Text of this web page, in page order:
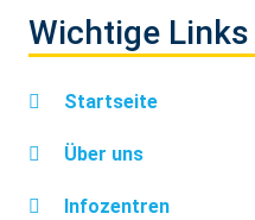
Wichtige Links
Startseite
Über uns
Infozentren